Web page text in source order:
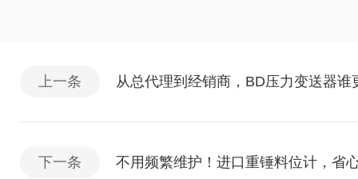
上一条 从总代理到经销商，BD压力变送器
下一条 不用频繁维护！进口重锤料位计，省